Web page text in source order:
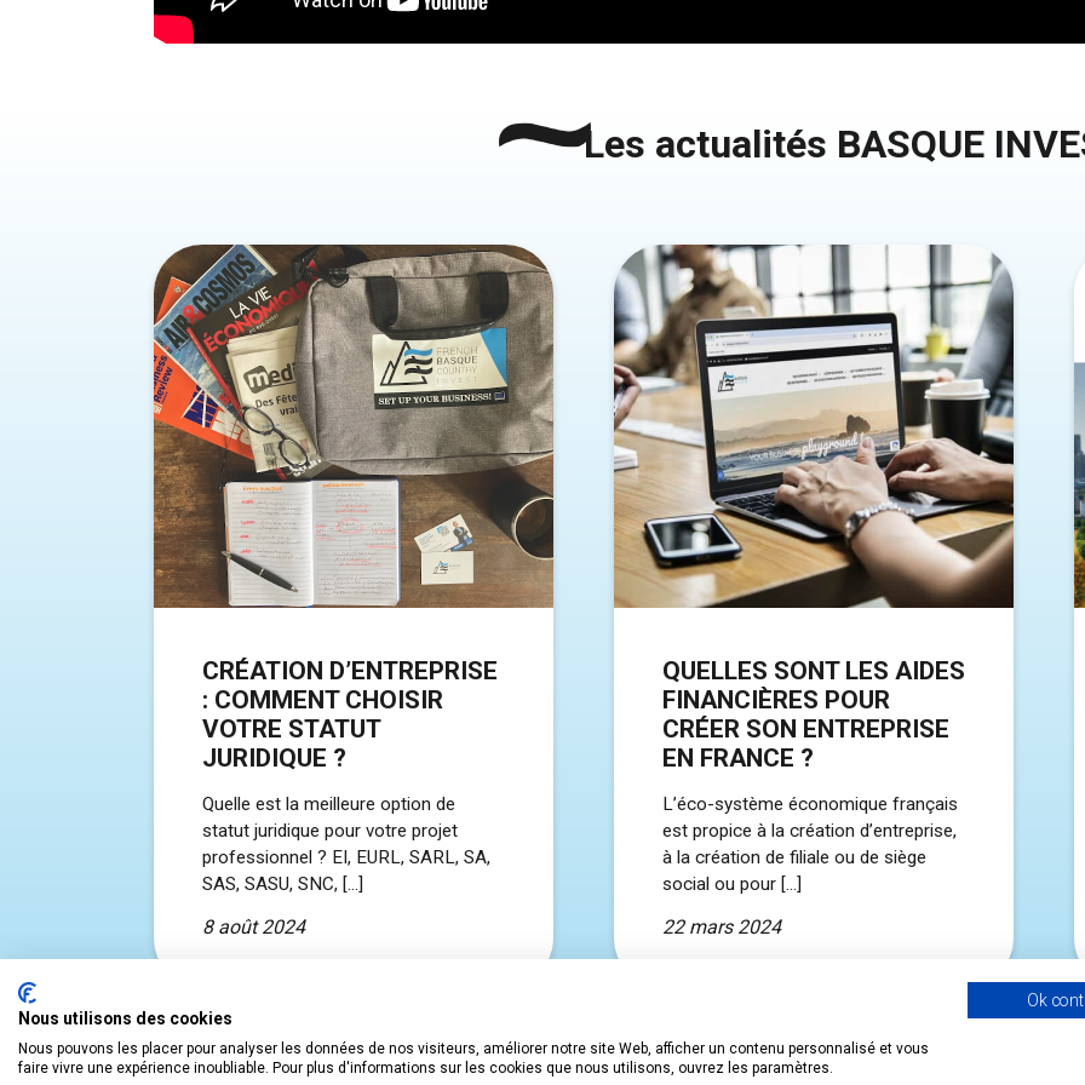
Les actualités BASQUE
CRÉATION D’ENTREPRISE
: COMMENT CHOISIR
VOTRE STATUT
JURIDIQUE ?
Quelle est la meilleure option de
statut juridique pour votre projet
professionnel ? EI, EURL, SARL, SA,
SAS, SASU, SNC, […]
8 août 2024
QUELLES SONT LES AIDES
FINANCIÈRES POUR
CRÉER SON ENTREPRISE
EN FRANCE ?
L’éco-système économique français
est propice à la création d’entreprise,
à la création de filiale ou de siège
social ou pour […]
22 mars 2024
Nous utilisons des cookies
Nous pouvons les placer pour analyser les données de nos visiteurs, améliorer notre site Web, afficher un contenu personnalisé et vous
faire vivre une expérience inoubliable. Pour plus d'informations sur les cookies que nous utilisons, ouvrez les paramètres.
Ok